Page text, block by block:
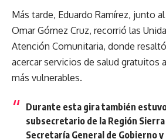
Más tarde, Eduardo Ramírez, junto
Omar Gómez Cruz, recorrió las
Atención Comunitaria, donde
acercar servicios de salud gratuitos
más vulnerables.
Durante esta gira también
subsecretario de la Región
Secretaría General de Gobierno